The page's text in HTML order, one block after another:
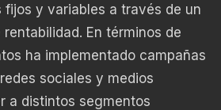
fijos y variables a través de un
En términos de
ha implementado campañas
sociales y medios
a distintos segmentos